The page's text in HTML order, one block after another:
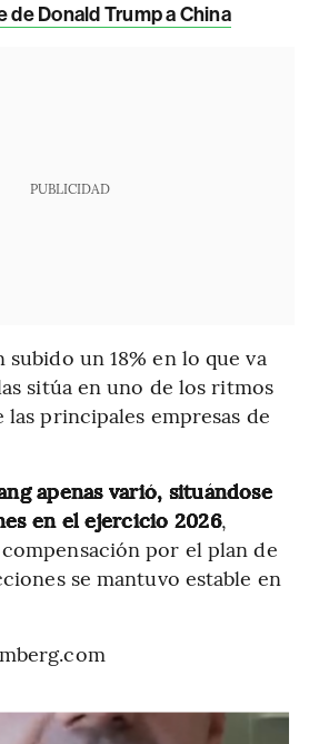
de Donald Trump a China
PUBLICIDAD
subido un 18% en lo que va
sitúa en uno de los ritmos
principales empresas de
apenas varió, situándose
en el ejercicio 2026,
por el plan de
se mantuvo estable en